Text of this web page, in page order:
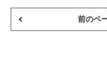
前のペ